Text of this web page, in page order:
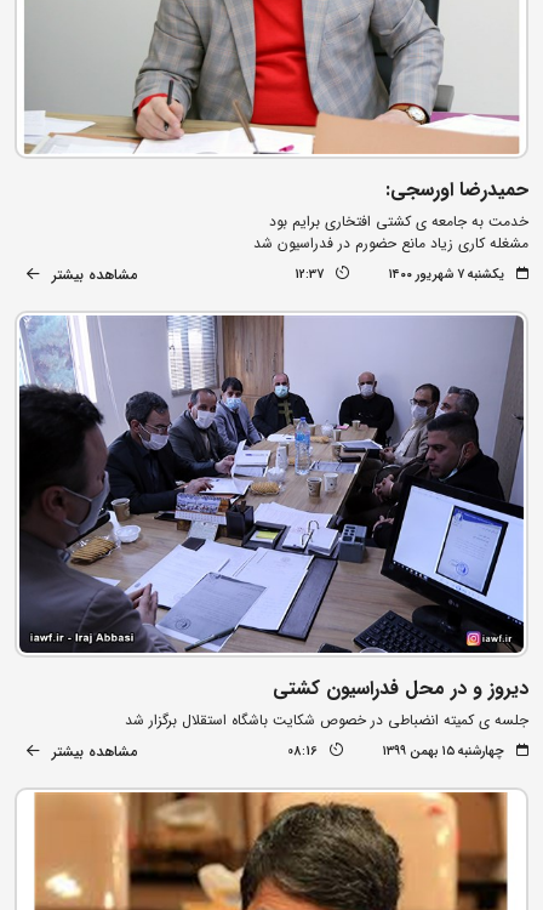
حمیدرضا اورسجی:
خدمت به جامعه ی کشتی افتخاری برایم بود
مشغله کاری زیاد مانع حضورم در فدراسیون شد
یکشنبه ۷ شهریور ۱۴۰۰ 12:37 مشاهده بیشتر
دیروز و در محل فدراسیون کشتی
جلسه ی کمیته انضباطی در خصوص شکایت باشگاه استقلال برگزار شد
چهارشنبه ۱۵ بهمن ۱۳۹۹ 08:16 مشاهده بیشتر